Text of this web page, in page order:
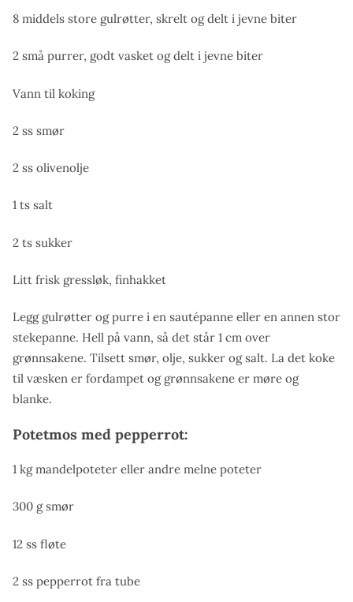
8 middels store gulrøtter, skrelt og delt i jevne biter
2 små purrer, godt vasket og delt i jevne biter
Vann til koking
2 ss smør
2 ss olivenolje
1 ts salt
2 ts sukker
Litt frisk gressløk, finhakket
Legg gulrøtter og purre i en sautépanne eller en annen stor
stekepanne. Hell på vann, så det står 1 cm over
grønnsakene. Tilsett smør, olje, sukker og salt. La det koke
til væsken er fordampet og grønnsakene er møre og
blanke.
Potetmos med pepperrot:
1 kg mandelpoteter eller andre melne poteter
300 g smør
12 ss fløte
2 ss pepperrot fra tube